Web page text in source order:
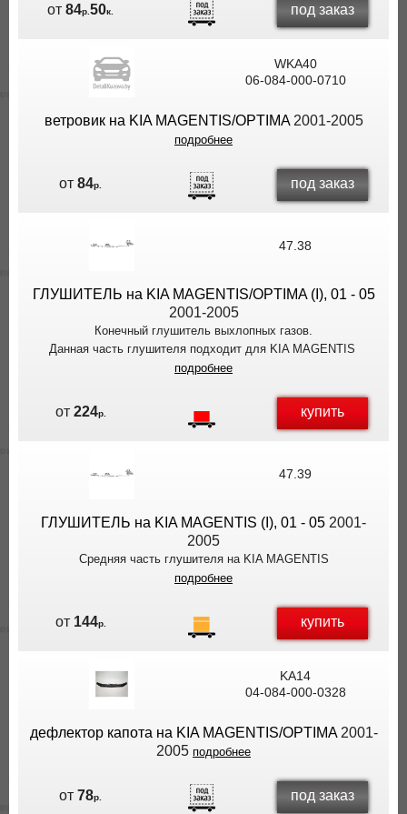
от84р.50к. под заказ
WKA40
06-084-000-0710
ветровик на KIA MAGENTIS/OPTIMA2001-2005
подробнее
от84р. под заказ
47.38
ГЛУШИТЕЛЬ на KIA MAGENTIS/OPTIMA (I), 01 - 05
2001-2005
Конечный глушитель выхлопных газов.
Данная часть глушителя подходит для KIA MAGENTIS
подробнее
от 224р. купить
47.39
ГЛУШИТЕЛЬ на KIA MAGENTIS (I), 01 - 05 2001-
2005
Средняя часть глушителя на KIA MAGENTIS
подробнее
от 144р. купить
KA14
04-084-000-0328
дефлектор капота на KIA MAGENTIS/OPTIMA2001-
2005 подробнее
от78р. под заказ